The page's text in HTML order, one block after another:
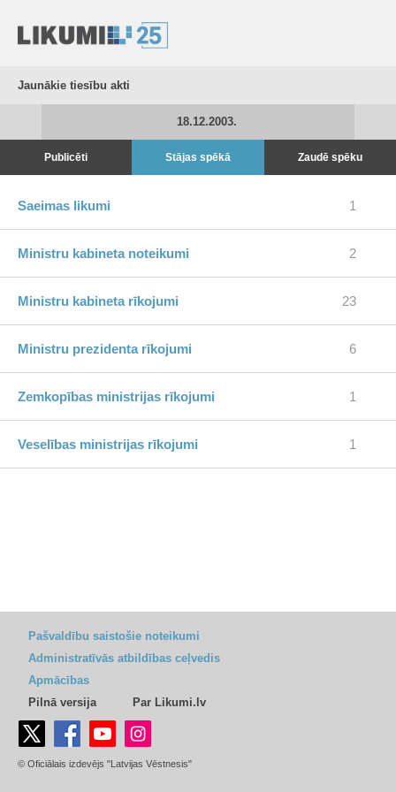
Jaunākie tiesību akti
18.12.2003.
Publicēti Stājas spēkā Zaudē spēku
Saeimas likumi 1
Ministru kabineta noteikumi 2
Ministru kabineta rīkojumi 23
Ministru prezidenta rīkojumi 6
Zemkopības ministrijas rīkojumi 1
Veselības ministrijas rīkojumi 1
Pašvaldību saistošie noteikumi
Administratīvās atbildības ceļvedis
Apmācības
Pilnā versija
Par Likumi.lv
© Oficiālais izdevējs "Latvijas Vēstnesis"